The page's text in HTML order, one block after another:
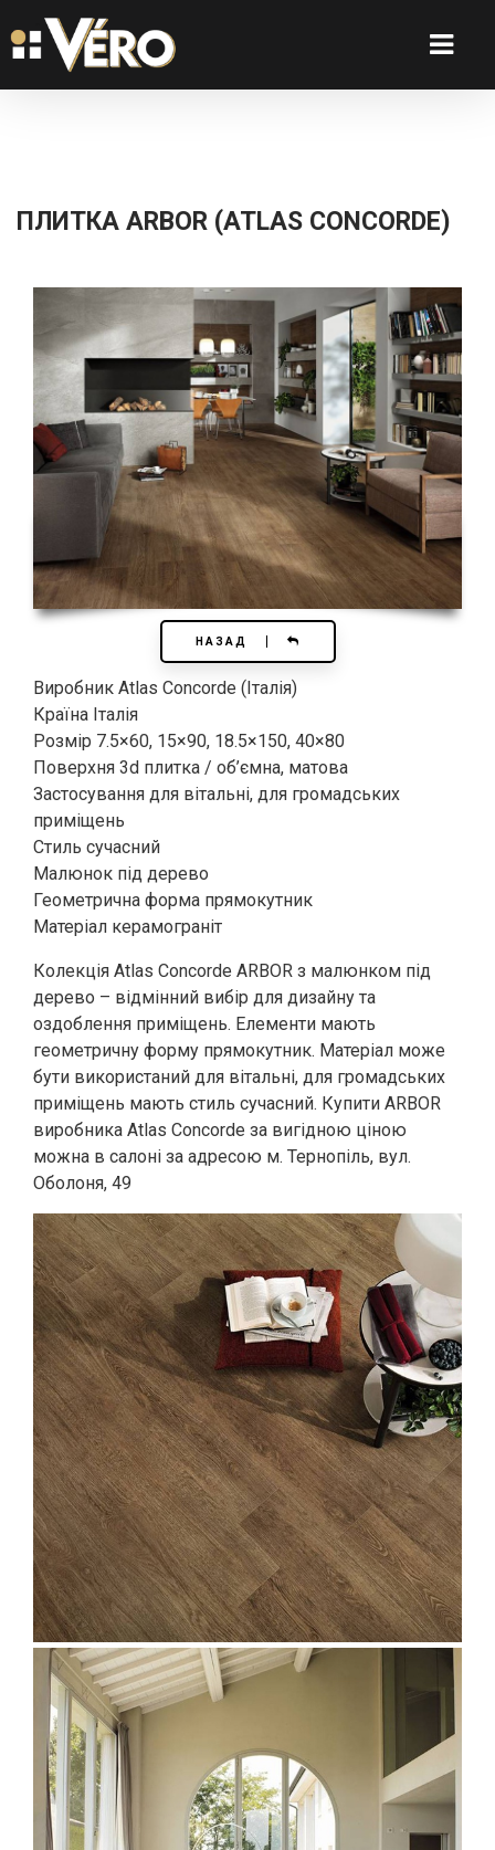
ПЛИТКА ARBOR (ATLAS CONCORDE)
НАЗАД
Виробник Atlas Concorde (Італія)
Країна Італія
Розмір 7.5×60, 15×90, 18.5×150, 40×80
Поверхня 3d плитка / об’ємна, матова
Застосування для вітальні, для громадських
приміщень
Стиль сучасний
Малюнок під дерево
Геометрична форма прямокутник
Матеріал керамограніт
Колекція Atlas Concorde ARBOR з малюнком під
дерево – відмінний вибір для дизайну та
оздоблення приміщень. Елементи мають
геометричну форму прямокутник. Матеріал може
бути використаний для вітальні, для громадських
приміщень мають стиль сучасний. Купити ARBOR
виробника Atlas Concorde за вигідною ціною
можна в салоні за адресою м. Тернопіль, вул.
Оболоня, 49